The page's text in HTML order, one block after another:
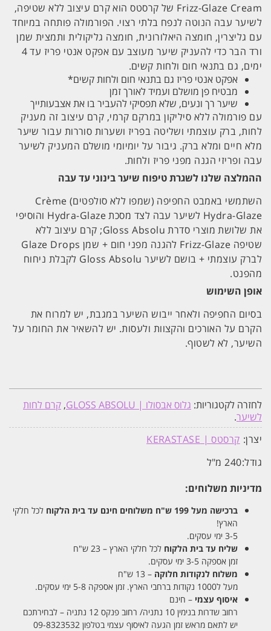
אבסולו
240ML
קרסטס
Frizz-Glaze Cream של קרסטס הוא קרם עיצוב ללא שטיפה,
לשיער עבה הנוטה לנפח בלתי רצוי. הפורמולה פותחה במיוחד
עם גליצרין, חומצה היאלורונית, חומצה גליקולית ותמצית שמן
ורד הבר כדי להעניק שיער מעוצב עם אפקט אנטי פריז עד 4
ימים, גם בתנאי חום ולחות קשים.
אפקט אנטי פריז גם בתנאי חום ולחות קשים*
מבטיח פן מושלם ועמיד לאורך זמן
שיער רך ונעים, שלא תפסיקי להעביר בו את אצבעותייך
עם פורמולה ללא סיליקון במרקם קרמי, קרם עיצוב זה מעניק
לחות, ברק עוצמתי ושליטה בפריז ושערות סוררות עבור שיער
מלא חיים ומלא ברק. גיבור על יומיומי מושלם המעניק לשיער
עבה ופריזי הגנה מפני פריז ולחות.
ההמלצה שלנו לשגרת טיפוח שיער בינוני עד עבה
השתמשי באמבט החפיפה (שמפו ללא סולפטים) Crème
Hydra-Glaze לשיער עבה לצד מסכת Hydra-Glaze והוסיפי
את שלושת מוצרי סדרת Gloss Absolu; קרם עיצוב ללא
שטיפה Frizz-Glaze להגנה מפני חום + שמן Glaze Drops
לברק עוצמתי + בושם לשיער Gloss Absolu לקבלת ניחוח
מהפנט.
אופן השימוש
בסיום החפיפה ולאחר ייבוש השיער במגבת, יש למרוח את
הקרם על האורכים והקצוות ולעסות. יש להשאיר את החומר על
השיער, לא לשטוף.
לחזרה לקטגוריות: גלוס אבסולו | GLOSS ABSOLU , קרם לחות
לשיער.
יצרן: קרסטס | KERASTASE
גודל:240 מ"ל
מדיניות משלוחים:
ברכישה מעל 199 ש"ח משלוחים חינם עד בית הלקוח לכל חלקי
הארץ!
3-5 ימי עסקים.
שליח עד בית הלקוח לכל חלקי הארץ – 23 ש"ח
זמן אספקה 3-5 ימי עסקים.
משלוח לנקודות חלוקה – 13 ש"ח
מעל ל1000 נקודות ברחבי הארץ. זמן אספקה 5-8 ימי עסקים.
איסוף עצמי – חינם
רחוב שדרות בנימין 10 נתניה/ רחוב פנקס 12 נתניה – לבחירתכם
יש לתאם מראש זמן הגעה לאיסוף עצמי בטלפון 09-8323532